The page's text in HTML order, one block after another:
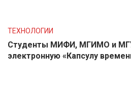
ТЕХНОЛОГИИ
Студенты МИФИ, МГИМО и
электронную «Капсулу